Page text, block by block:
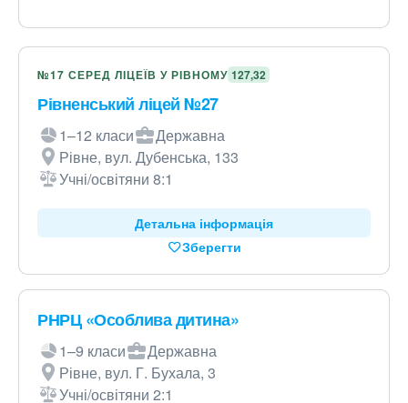
№17 СЕРЕД ЛІЦЕЇВ У РІВНОМУ 127,32
Рівненський ліцей №27
1–12 класи
Державна
Рівне, вул. Дубенська, 133
Учні/освітяни 8:1
Детальна інформація
Зберегти
РНРЦ «Особлива дитина»
1–9 класи
Державна
Рівне, вул. Г. Бухала, 3
Учні/освітяни 2:1